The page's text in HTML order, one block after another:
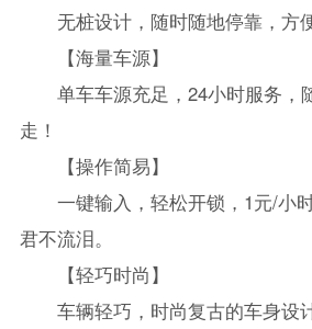
无桩设计，随时随地停靠，方便
【海量车源】
单车车源充足，24小时服务，
走！
【操作简易】
一键输入，轻松开锁，1元/小
君不流泪。
【轻巧时尚】
车辆轻巧，时尚复古的车身设